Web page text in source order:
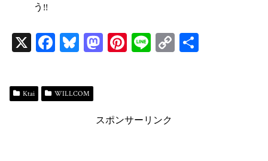
う!!
X Fa
bo
ok
Bl
sk
y
M
n
Pi
t
Li C
Ktai WILLCOM
スポンサーリンク